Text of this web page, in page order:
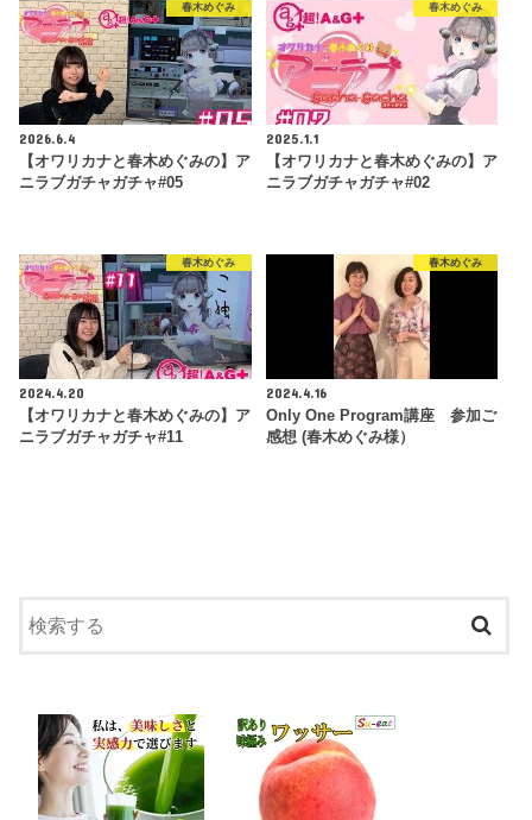
春木めぐみ
2026.6.4
【オワリカナと春木めぐみの】ア
ニラブガチャガチャ#05
春木めぐみ
2025.1.1
【オワリカナと春木めぐみの】ア
ニラブガチャガチャ#02
春木めぐみ
2024.4.20
【オワリカナと春木めぐみの】ア
ニラブガチャガチャ#11
春木めぐみ
2024.4.16
Only One Program講座 参加ご
感想 (春木めぐみ様）